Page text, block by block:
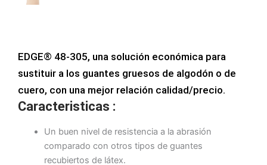
EDGE® 48-305, una solución económica para
sustituir a los guantes gruesos de algodón o de
cuero, con una mejor relación calidad/precio.
Caracteristicas :
Un buen nivel de resistencia a la abrasión
comparado con otros tipos de guantes
recubiertos de látex.